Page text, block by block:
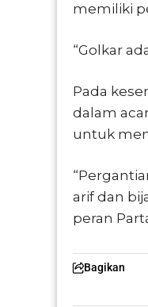
memiliki
“Golkar
Pada
dalam
untuk
arif dan
peran
Bagikan